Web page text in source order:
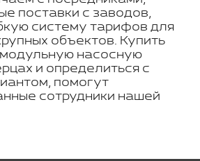
поставки с заводов,
систему тарифов для
объектов. Купить
насосную
и определиться с
помогут
сотрудники нашей